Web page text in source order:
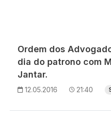
Ordem dos
dia do patrono com
Jantar.
12.05.2016 21:40